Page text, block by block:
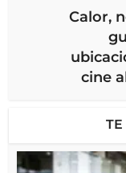
Calor,
cine
TE